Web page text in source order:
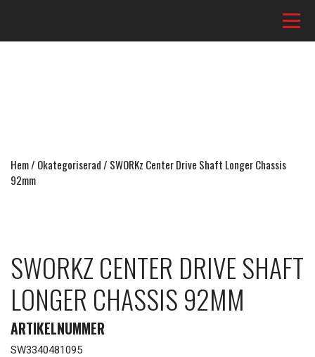
Hem/ Okategoriserad/ SWORKz Center Drive Shaft Longer Chassis
92mm
SWORKZ CENTER DRIVE SHAFT
LONGER CHASSIS 92MM
ARTIKELNUMMER
SW3340481095